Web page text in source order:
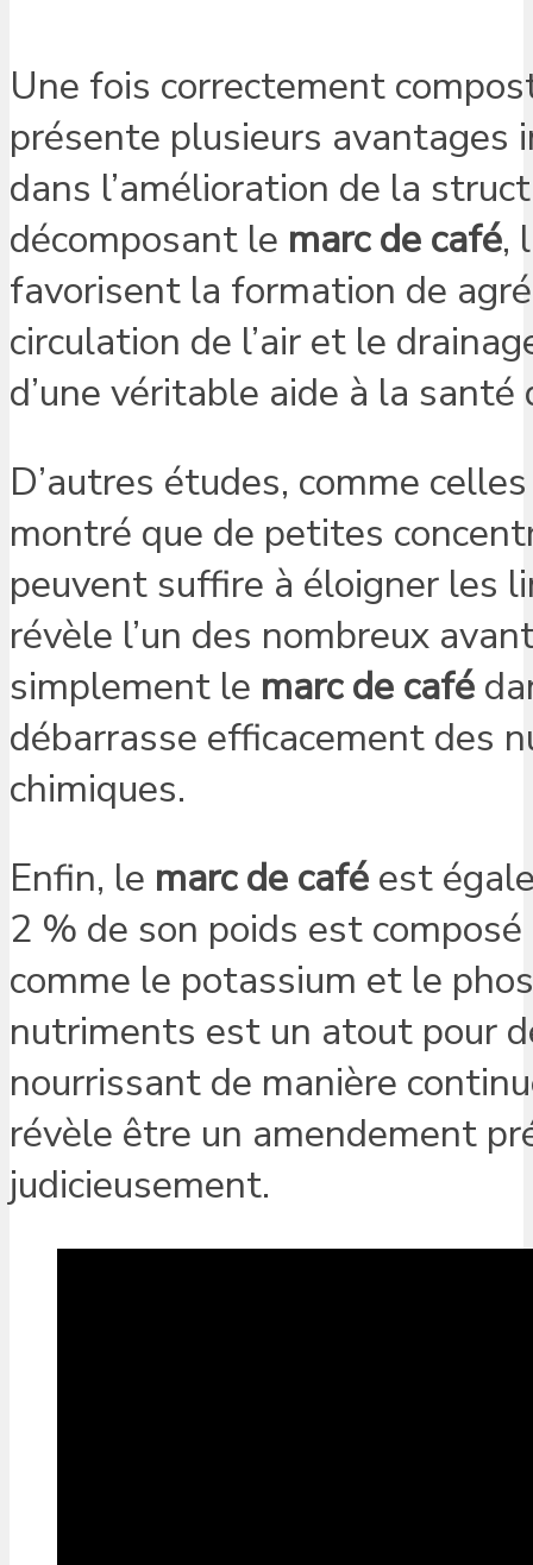
Une fois correctement
présente plusieurs avantages
dans l’amélioration de la
décomposant le marc de café,
favorisent la formation de
circulation de l’air et le
d’une véritable aide à la santé
D’autres études, comme
montré que de petites
peuvent suffire à éloigner les
révèle l’un des nombreux
simplement le marc de café
débarrasse efficacement des
chimiques.
Enfin, le marc de café est
2 % de son poids est composé
comme le potassium et le
nutriments est un atout pour
nourrissant de manière
révèle être un amendement
judicieusement.